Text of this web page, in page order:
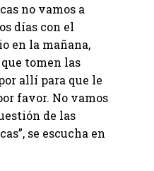
no vamos a
días con el
en la mañana,
tomen las
allí para que le
favor. No vamos
de las
se escucha en